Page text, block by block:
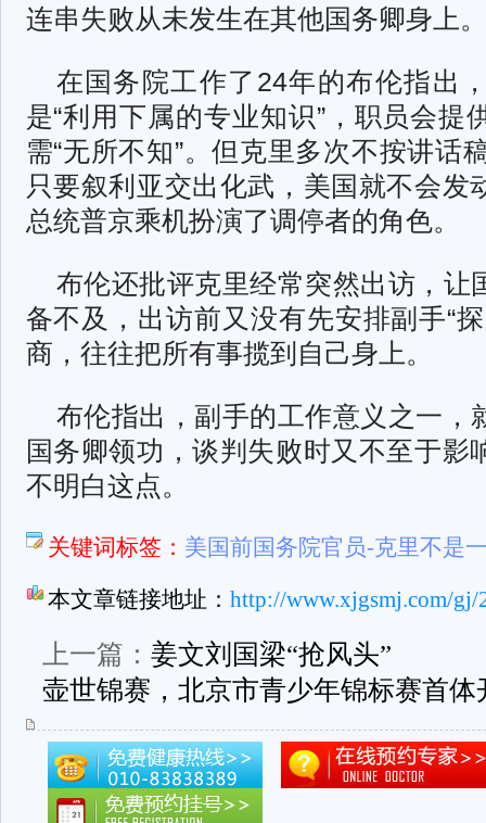
连串失败从未发生在其他国务卿身上。
在国务院工作了24年的布伦指出
是“利用下属的专业知识”，职员会提
需“无所不知”。但克里多次不按讲话
只要叙利亚交出化武，美国就不会发
总统普京乘机扮演了调停者的角色。
布伦还批评克里经常突然出访，让
备不及，出访前又没有先安排副手“
商，往往把所有事揽到自己身上。
布伦指出，副手的工作意义之一，
国务卿领功，谈判失败时又不至于影
不明白这点。
关键词标签： 美国前国务院官员-克里不是
本文章链接地址： http://www.xjgsmj.com/gj/
上一篇： 姜文刘国梁“抢风头”
壶世锦赛，北京市青少年锦标赛首体